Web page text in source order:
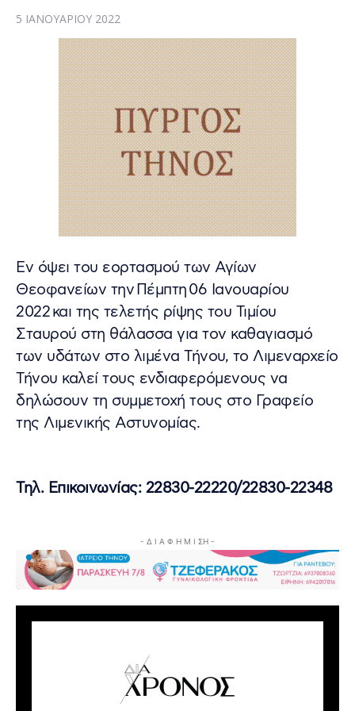
5 ΙΑΝΟΥΑΡΊΟΥ 2022
Eν όψει του εορτασμού των Αγίων
Θεοφανείων την Πέμπτη 06 Ιανουαρίου
2022και της τελετής ρίψης του Τιμίου
Σταυρού στη θάλασσα για τον καθαγιασμό
των υδάτων στο λιμένα Τήνου, το Λιμεναρχείο
Τήνου καλεί τους ενδιαφερόμενους να
δηλώσουν τη συμμετοχή τους στο Γραφείο
της Λιμενικής Αστυνομίας.
Τηλ. Επικοινωνίας: 22830-22220/22830-22348
- Δ Ι Α Φ Η Μ Ι ΣΗ -